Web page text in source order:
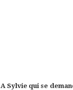
A Sylvie qui se